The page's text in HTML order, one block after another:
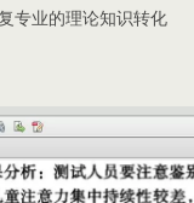
专业的理论知识转化